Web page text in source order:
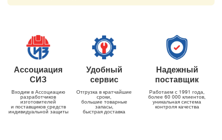
Ассоциация
СИЗ
Входим в Ассоциацию
разработчиков
изготовителей
и поставщиков средств
индивидуальной защиты
Удобный
сервис
Отгрузка в кратчайшие
сроки,
большие товарные
запасы,
быстрая доставка
Надежный
поставщик
Работаем с 1991 года,
более 60 000 клиентов,
уникальная система
контроля качества